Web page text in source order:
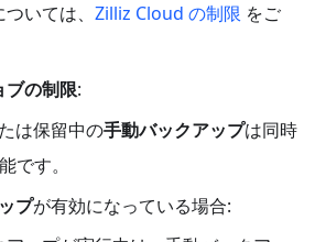
いては、 Zilliz Cloud の制限 をご
ブの制限:
は保留中の手動バックアップは同時
です。
プが有効になっている場合: